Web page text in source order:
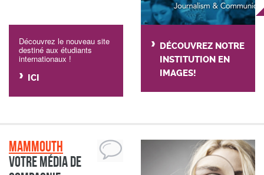
Découvrez le nouveau site
destiné aux étudiants
internationaux !
ICI
DÉCOUVREZ NOTRE
INSTITUTION EN
IMAGES!
Mammouth
Votre média de